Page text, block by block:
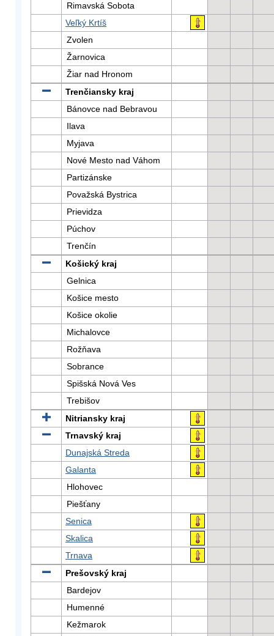
Rimavská Sobota
Veľký Krtíš
Zvolen
Žarnovica
Žiar nad Hronom
Trenčiansky kraj
Bánovce nad Bebravou
Ilava
Myjava
Nové Mesto nad Váhom
Partizánske
Považská Bystrica
Prievidza
Púchov
Trenčín
Košický kraj
Gelnica
Košice mesto
Košice okolie
Michalovce
Rožňava
Sobrance
Spišská Nová Ves
Trebišov
Nitriansky kraj
Trnavský kraj
Dunajská Streda
Galanta
Hlohovec
Piešťany
Senica
Skalica
Trnava
Prešovský kraj
Bardejov
Humenné
Kežmarok